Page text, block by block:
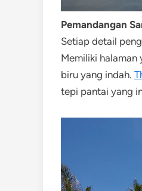
Pemandangan
Setiap detail
Memiliki
biru yang indah.
tepi pantai yang